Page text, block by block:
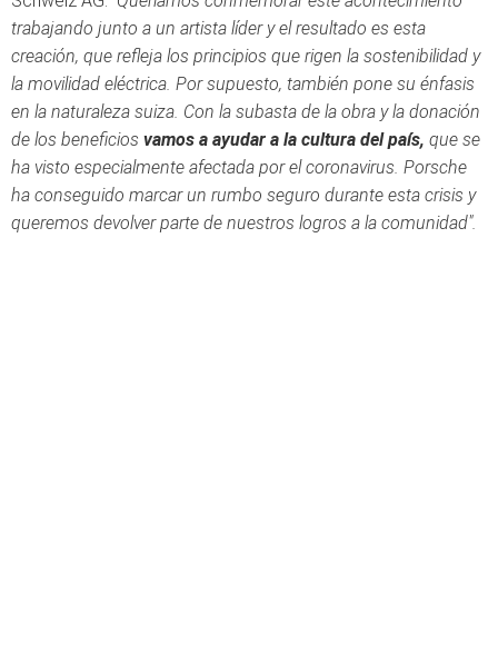
trabajando junto a un artista líder y el resultado es esta
creación, que refleja los principios que rigen la sostenibilidad y
la movilidad eléctrica. Por supuesto, también pone su énfasis
en la naturaleza suiza. Con la subasta de la obra y la donación
de los beneficios vamos a ayudar a la cultura del país, que se
ha visto especialmente afectada por el coronavirus. Porsche
ha conseguido marcar un rumbo seguro durante esta crisis y
queremos devolver parte de nuestros logros a la comunidad".